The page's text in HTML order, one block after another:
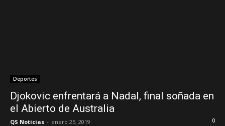
Deportes
Djokovic enfrentará a Nadal, final soñada en
el Abierto de Australia
QS Noticias - enero 25, 2019 0